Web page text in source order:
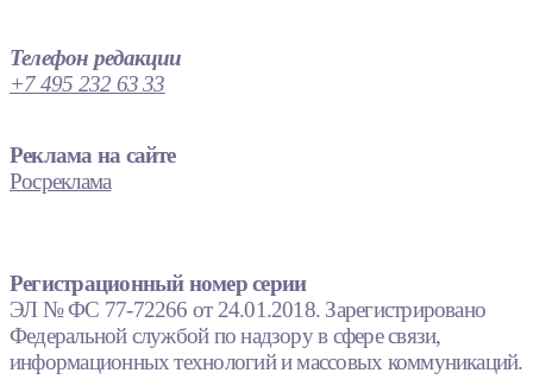
Телефон редакции
+7 495 232 63 33
Реклама на сайте
Росреклама
Регистрационный номер серии
ЭЛ № ФС 77-72266 от 24.01.2018. Зарегистрировано
Федеральной службой по надзору в сфере связи,
информационных технологий и массовых коммуникаций.